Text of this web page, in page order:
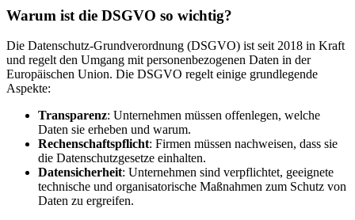
Warum ist die DSGVO so wichtig?
Die Datenschutz-Grundverordnung (DSGVO) ist seit 2018 in Kraft
und regelt den Umgang mit personenbezogenen Daten in der
Europäischen Union. Die DSGVO regelt einige grundlegende
Aspekte:
Transparenz: Unternehmen müssen offenlegen, welche
Daten sie erheben und warum.
Rechenschaftspflicht: Firmen müssen nachweisen, dass sie
die Datenschutzgesetze einhalten.
Datensicherheit: Unternehmen sind verpflichtet, geeignete
technische und organisatorische Maßnahmen zum Schutz von
Daten zu ergreifen.